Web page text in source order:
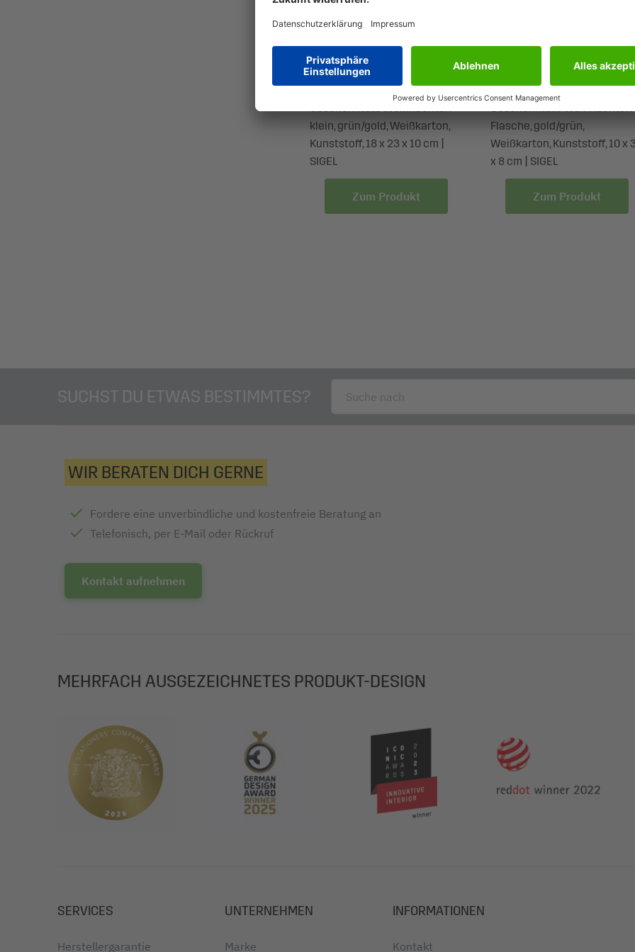
GT119
Geschenktüte Weihnachten
klein, grün/gold, Weißkarton,
Kunststoff, 18 x 23 x 10 cm |
SIGEL
Zum Produkt
GT130
Geschenktüte Weihnachten
Flasche, gold/grün,
Weißkarton, Kunststoff, 10 x
x 8 cm | SIGEL
Zum Produkt
SUCHST DU ETWAS BESTIMMTES?
WIR BERATEN DICH GERNE
Fordere eine unverbindliche und kostenfreie Beratung an
Telefonisch, per E-Mail oder Rückruf
Kontakt aufnehmen
MEHRFACH AUSGEZEICHNETES PRODUKT-DESIGN
SERVICES
Herstellergarantie
UNTERNEHMEN
Marke
INFORMATIONEN
Kontakt